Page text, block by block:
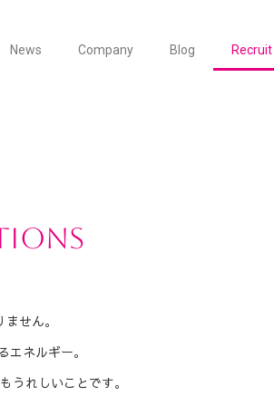
News Company Blog Recruit
せん。
ネルギー。
うれしいことです。